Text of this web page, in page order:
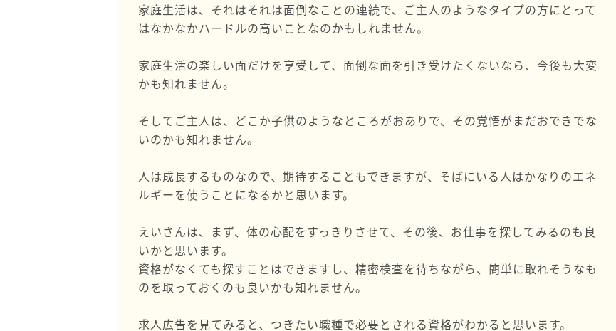
家庭生活は、それはそれは面倒なことの連続で、ご主人のようなタイプの方にとって
はなかなかハードルの高いことなのかもしれません。
家庭生活の楽しい面だけを享受して、面倒な面を引き受けたくないなら、今後も大変
かも知れません。
そしてご主人は、どこか子供のようなところがおありで、その覚悟がまだおできでな
いのかも知れません。
人は成長するものなので、期待することもできますが、そばにいる人はかなりのエネ
ルギーを使うことになるかと思います。
えいさんは、まず、体の心配をすっきりさせて、その後、お仕事を探してみるのも良
いかと思います。
資格がなくても探すことはできますし、精密検査を待ちながら、簡単に取れそうなも
のを取っておくのも良いかも知れません。
求人広告を見てみると、つきたい職種で必要とされる資格がわかると思います。